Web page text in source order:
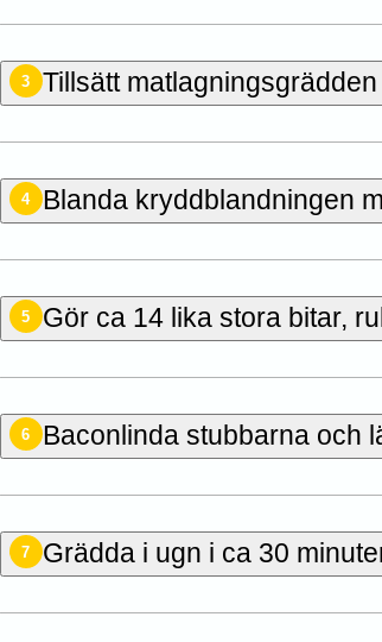
3 Tillsätt
4 Blanda kryddblandningen
5 Gör ca 14 lika stora bitar,
6 Baconlinda stubbarna och
7 Grädda i ugn i ca 30